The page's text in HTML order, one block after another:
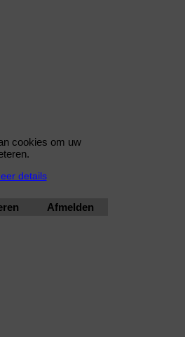
1 (E87) 2003-2013
cookies om uw
details
Afmelden